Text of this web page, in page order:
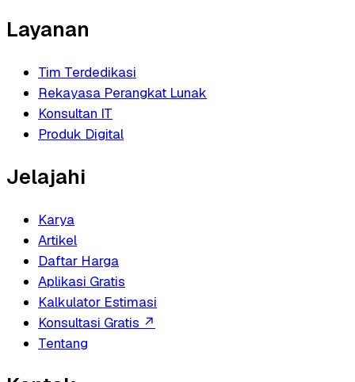
Layanan
Tim Terdedikasi
Rekayasa Perangkat Lunak
Konsultan IT
Produk Digital
Jelajahi
Karya
Artikel
Daftar Harga
Aplikasi Gratis
Kalkulator Estimasi
Konsultasi Gratis ↗
Tentang